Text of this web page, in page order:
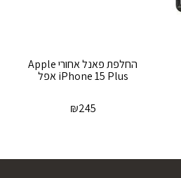
‏החלפת פאנל אחורי Apple
iPhone 15 Plus אפל
₪245